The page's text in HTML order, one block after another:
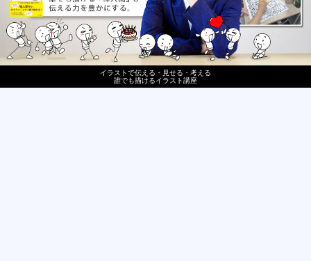
イラストで伝える・見せる・考える
誰でも描けるイラスト講座